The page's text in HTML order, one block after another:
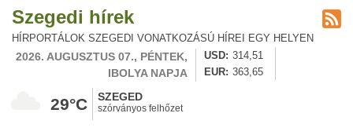
Szegedi hírek
HÍRPORTÁLOK SZEGEDI VONATKOZÁSÚ HÍREI EGY HELYEN
2026. AUGUSZTUS 07., PÉNTEK,
IBOLYA NAPJA
USD
314,51
EUR
363,65
29°C SZEGED
szórványos felhőzet